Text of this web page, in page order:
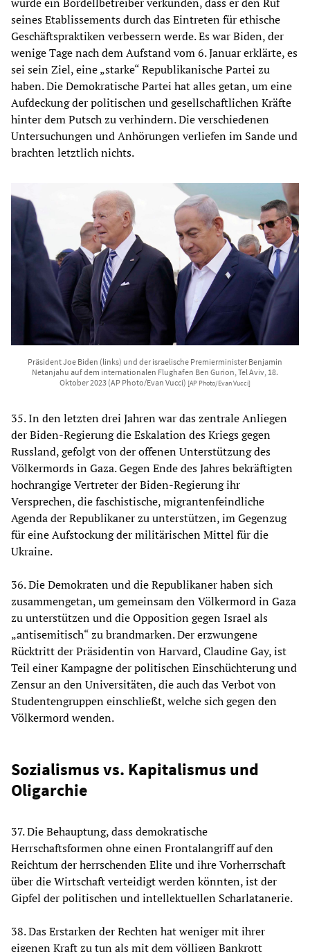
seines Etablissements durch das Eintreten für ethische
Geschäftspraktiken verbessern werde. Es war Biden, der
wenige Tage nach dem Aufstand vom 6. Januar erklärte, es
sei sein Ziel, eine „starke“ Republikanische Partei zu
haben. Die Demokratische Partei hat alles getan, um eine
Aufdeckung der politischen und gesellschaftlichen Kräfte
hinter dem Putsch zu verhindern. Die verschiedenen
Untersuchungen und Anhörungen verliefen im Sande und
brachten letztlich nichts.
Präsident Joe Biden (links) und der israelische Premierminister Benjamin
Netanjahu auf dem internationalen Flughafen Ben Gurion, Tel Aviv, 18.
Oktober 2023 (AP Photo/Evan Vucci) [AP Photo/Evan Vucci]
35. In den letzten drei Jahren war das zentrale Anliegen
der Biden-Regierung die Eskalation des Kriegs gegen
Russland, gefolgt von der offenen Unterstützung des
Völkermords in Gaza. Gegen Ende des Jahres bekräftigten
hochrangige Vertreter der Biden-Regierung ihr
Versprechen, die faschistische, migrantenfeindliche
Agenda der Republikaner zu unterstützen, im Gegenzug
für eine Aufstockung der militärischen Mittel für die
Ukraine.
36. Die Demokraten und die Republikaner haben sich
zusammengetan, um gemeinsam den Völkermord in Gaza
zu unterstützen und die Opposition gegen Israel als
„antisemitisch“ zu brandmarken. Der erzwungene
Rücktritt der Präsidentin von Harvard, Claudine Gay, ist
Teil einer Kampagne der politischen Einschüchterung und
Zensur an den Universitäten, die auch das Verbot von
Studentengruppen einschließt, welche sich gegen den
Völkermord wenden.
Sozialismus vs. Kapitalismus und
Oligarchie
37. Die Behauptung, dass demokratische
Herrschaftsformen ohne einen Frontalangriff auf den
Reichtum der herrschenden Elite und ihre Vorherrschaft
über die Wirtschaft verteidigt werden könnten, ist der
Gipfel der politischen und intellektuellen Scharlatanerie.
38. Das Erstarken der Rechten hat weniger mit ihrer
eigenen Kraft zu tun als mit dem völligen Bankrott